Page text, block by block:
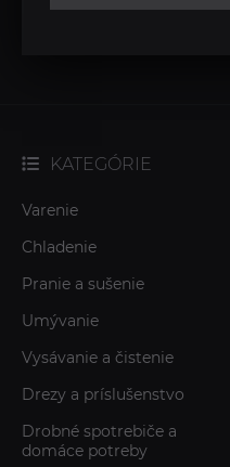
KATEGÓRIE
Varenie
Chladenie
Pranie a sušenie
Umývanie
Vysávanie a čistenie
Drezy a príslušenstvo
Drobné spotrebiče a
domáce potreby